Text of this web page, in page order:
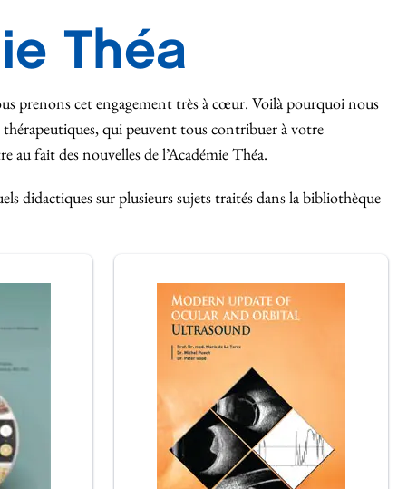
Théa
prenons cet engagement très à cœur. Voilà pourquoi nous
thérapeutiques, qui peuvent tous contribuer à votre
fait des nouvelles de l’Académie Théa.
didactiques sur plusieurs sujets traités dans la bibliothèque